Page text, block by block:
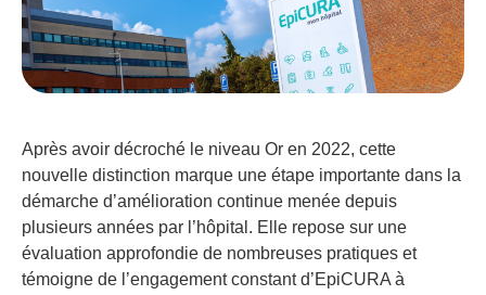
Après avoir décroché le niveau Or en 2022, cette
nouvelle distinction marque une étape importante dans la
démarche d’amélioration continue menée depuis
plusieurs années par l’hôpital. Elle repose sur une
évaluation approfondie de nombreuses pratiques et
témoigne de l’engagement constant d’EpiCURA à